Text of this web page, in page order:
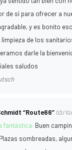
de sí para ofrecer a
y es bonito
de los
darle la
saludos
“Route66” 03/
fantástica: Buen
sombreadas,